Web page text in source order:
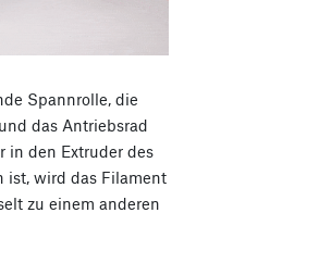
Spannrolle, die
das Antriebsrad
in den Extruder des
ist, wird das Filament
zu einem anderen